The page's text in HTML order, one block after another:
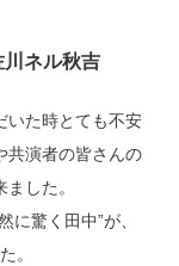
ネル秋吉
いた時とても不安
共演者の皆さんの
した。
に驚く田中”が、
。